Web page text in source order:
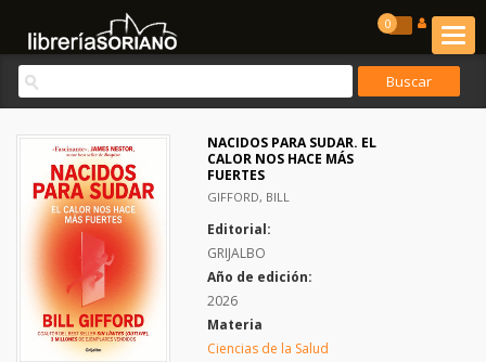
0
NACIDOS PARA SUDAR. EL
CALOR NOS HACE MÁS
FUERTES
GIFFORD, BILL
Editorial:
GRIJALBO
Año de edición:
2026
Materia
Ciencias de la Salud